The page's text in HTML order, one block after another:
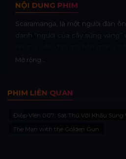
NỘI DUNG PHIM
Scaramanga, là một người đàn
danh “người của cây súng
bằng vàng. Cho đến một ngày,
đường gấp rút để tìm cho ra
Mở rộng...
PHIM LIÊN QUAN
Điệp Viên 007: Sát Thủ Với Khẩu Súng
The Man with the Golden Gun